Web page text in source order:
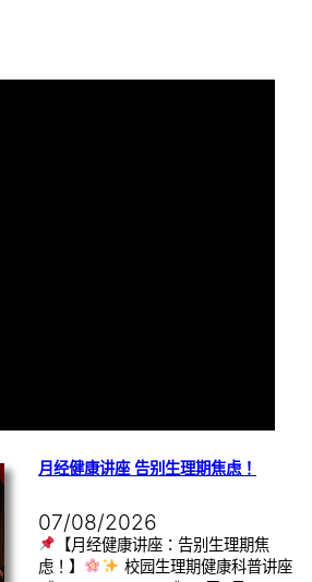
月经健康讲座 告别生理期焦虑！
07/08/2026
【月经健康讲座：告别生理期焦
虑！】
校园生理期健康科普讲座